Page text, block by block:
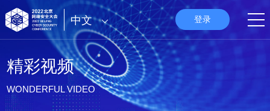
中文 登录
精彩视频
WONDERFUL VIDEO